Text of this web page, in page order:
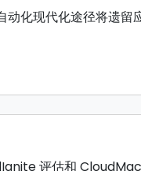
动化现代化途径将遗
评估和